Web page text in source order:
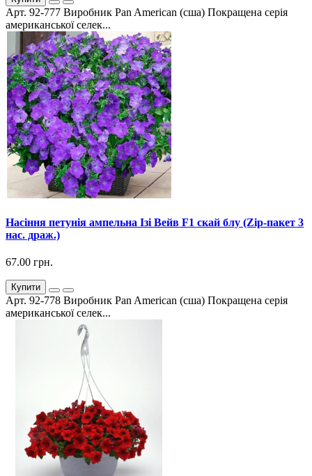
Арт. 92-777 Виробник Pan American (сша) Покращена серія
американської селек...
Насіння петунія ампельна Ізі Вейв F1 скай блу (Zip-пакет 3
нас. драж.)
67.00 грн.
Купити
Арт. 92-778 Виробник Pan American (сша) Покращена серія
американської селек...